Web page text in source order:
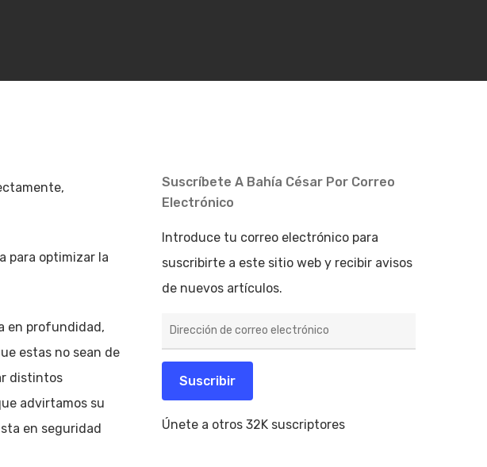
para optimizar la
en profundidad,
estas no sean de
distintos
advirtamos su
en seguridad
Suscríbete A Bahía César Por Correo
Electrónico
Introduce tu correo electrónico para
suscribirte a este sitio web y recibir avisos
de nuevos artículos.
de
electrónico
Suscribir
Únete a otros 32K suscriptores